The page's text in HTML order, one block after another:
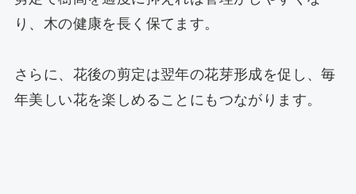
り、木の健康を長く保てます。
さらに、花後の剪定は翌年の花芽形成を促し、毎
年美しい花を楽しめることにもつながります。